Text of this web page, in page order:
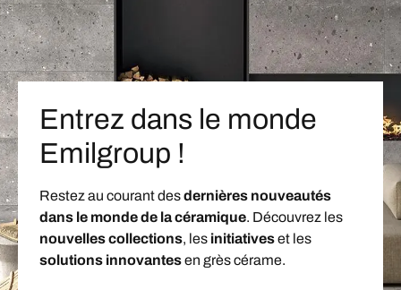
Entrez dans le monde
Emilgroup !
Restez au courant desdernières nouveautés
dans le monde de la céramique. Découvrez les
nouvelles collections, les initiativeset les
solutions innovantesen grès cérame.